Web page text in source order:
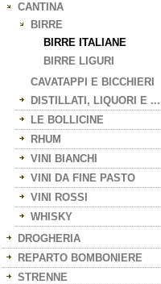
CANTINA
BIRRE
BIRRE ITALIANE
BIRRE LIGURI
CAVATAPPI E BICCHIERI
DISTILLATI, LIQUORI E ...
LE BOLLICINE
RHUM
VINI BIANCHI
VINI DA FINE PASTO
VINI ROSSI
WHISKY
DROGHERIA
REPARTO BOMBONIERE
STRENNE